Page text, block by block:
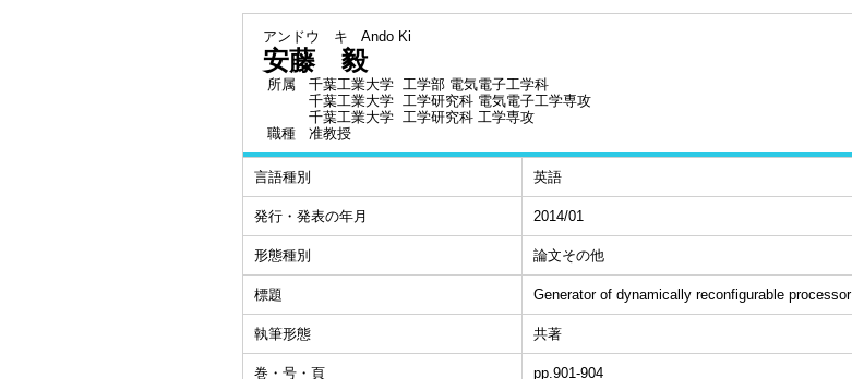
アンドウ キ Ando Ki
安藤 毅
所属
千葉工業大学 工学部 電気電子工学科
千葉工業大学 工学研究科 電気電子工学専攻
千葉工業大学 工学研究科 工学専攻
職種
准教授
言語種別 英語
発行・発表の年月 2014/01
形態種別 論文その他
標題 Generator of dynamically reconfigurable processor
執筆形態 共著
巻・号・頁 pp.901-904